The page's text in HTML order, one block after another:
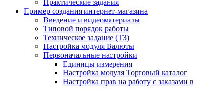
Практические задания
Пример создания интернет-магазина
Введение и видеоматериалы
Типовой порядок работы
Техническое задание (ТЗ)
Настройка модуля Валюты
Первоначальные настройки
Единицы измерения
Настройка модуля Торговый каталог
Настройка прав на работу с заказами в